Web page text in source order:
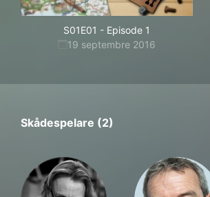
S01E01 - Episode 1
19 septembre 2016
Skådespelare (2)